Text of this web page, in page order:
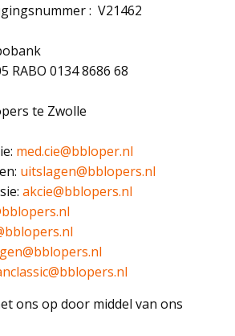
: V21462
RABO 0134 8686 68
te Zwolle
med.cie@bbloper.nl
uitslagen@bblopers.nl
akcie@bblopers.nl
ons op door middel van ons